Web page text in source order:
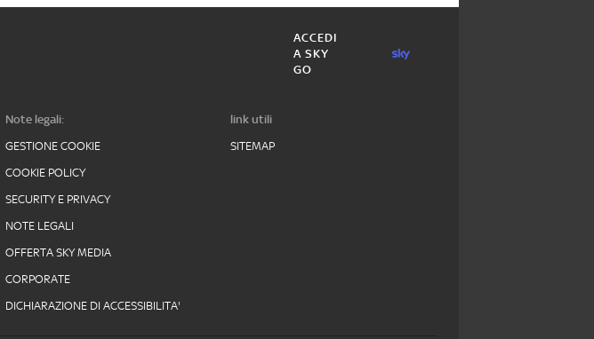
ACCEDI
A SKY
GO
Note legali:
GESTIONE COOKIE
COOKIE POLICY
SECURITY E PRIVACY
NOTE LEGALI
OFFERTA SKY MEDIA
CORPORATE
DICHIARAZIONE DI ACCESSIBILITA'
link utili
SITEMAP